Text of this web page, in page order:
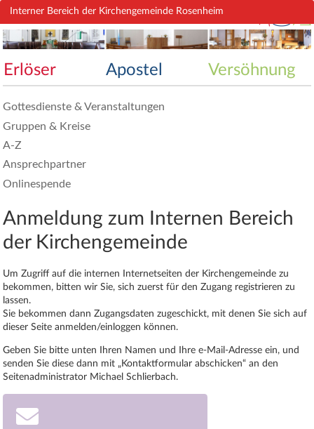
Rosenheim
Erlöser Apostel Versöhnung
Interner Bereich der Kirchengemeinde Rosenheim
Gottesdienste & Veranstaltungen
Gruppen & Kreise
A-Z
Ansprechpartner
Onlinespende
Anmeldung zum Internen Bereich
der Kirchengemeinde
Um Zugriff auf die internen Internetseiten der Kirchengemeinde zu
bekommen, bitten wir Sie, sich zuerst für den Zugang registrieren zu
lassen.
Sie bekommen dann Zugangsdaten zugeschickt, mit denen Sie sich auf
dieser Seite anmelden/einloggen können.
Geben Sie bitte unten Ihren Namen und Ihre e-Mail-Adresse ein, und
senden Sie diese dann mit „Kontaktformular abschicken“ an den
Seitenadministrator Michael Schlierbach.